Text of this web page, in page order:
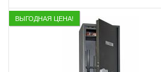
ВЫГОДНАЯ ЦЕНА!